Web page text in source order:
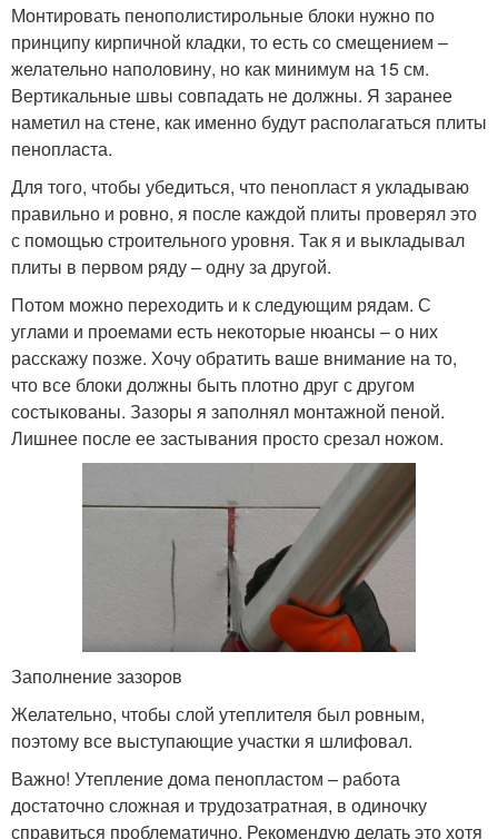
Монтировать пенополистирольные блоки нужно по
принципу кирпичной кладки, то есть со смещением –
желательно наполовину, но как минимум на 15 см.
Вертикальные швы совпадать не должны. Я заранее
наметил на стене, как именно будут располагаться плиты
пенопласта.
Для того, чтобы убедиться, что пенопласт я укладываю
правильно и ровно, я после каждой плиты проверял это
с помощью строительного уровня. Так я и выкладывал
плиты в первом ряду – одну за другой.
Потом можно переходить и к следующим рядам. С
углами и проемами есть некоторые нюансы – о них
расскажу позже. Хочу обратить ваше внимание на то,
что все блоки должны быть плотно друг с другом
состыкованы. Зазоры я заполнял монтажной пеной.
Лишнее после ее застывания просто срезал ножом.
Заполнение зазоров
Желательно, чтобы слой утеплителя был ровным,
поэтому все выступающие участки я шлифовал.
Важно! Утепление дома пенопластом – работа
достаточно сложная и трудозатратная, в одиночку
справиться проблематично. Рекомендую делать это хотя